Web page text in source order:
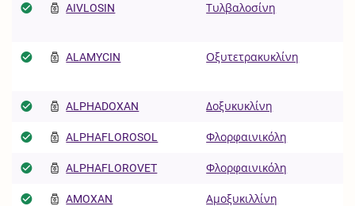
AIVLOSIN Τυλβαλοσίνη
ALAMYCIN Οξυτετρακυκλίνη
ALPHADOXAN Δοξυκυκλίνη
ALPHAFLOROSOL Φλορφαινικόλη
ALPHAFLOROVET Φλορφαινικόλη
AMOXAN Αμοξυκιλλίνη